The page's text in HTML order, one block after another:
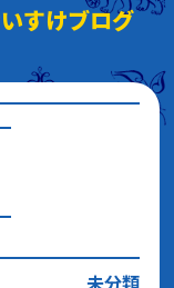
すけブログ
未分類